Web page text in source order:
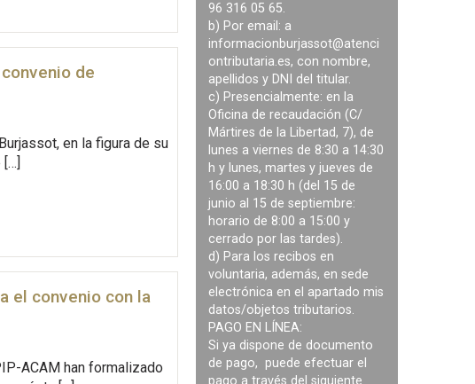
de
en la figura de su
[…]
el convenio con la
ACAM han formalizado
96 316 05 65.
b) Por email: a
informacionburjassot@atenci
ontributaria.es, con nombre,
apellidos y DNI del titular.
c) Presencialmente: en la
Oficina de recaudación (C/
Mártires de la Libertad, 7), de
lunes a viernes de 8:30 a 14:30
h y lunes, martes y jueves de
16:00 a 18:30 h (del 15 de
junio al 15 de septiembre:
horario de 8:00 a 15:00 y
cerrado por las tardes).
d) Para los recibos en
voluntaria, además, en sede
electrónica en el apartado mis
datos/objetos tributarios.
PAGO EN LÍNEA:
Si ya dispone de documento
de pago, puede efectuar el